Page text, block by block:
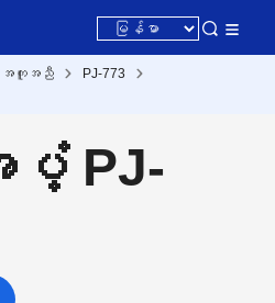
အကူအညီ
PJ-773
ပံ့ PJ-